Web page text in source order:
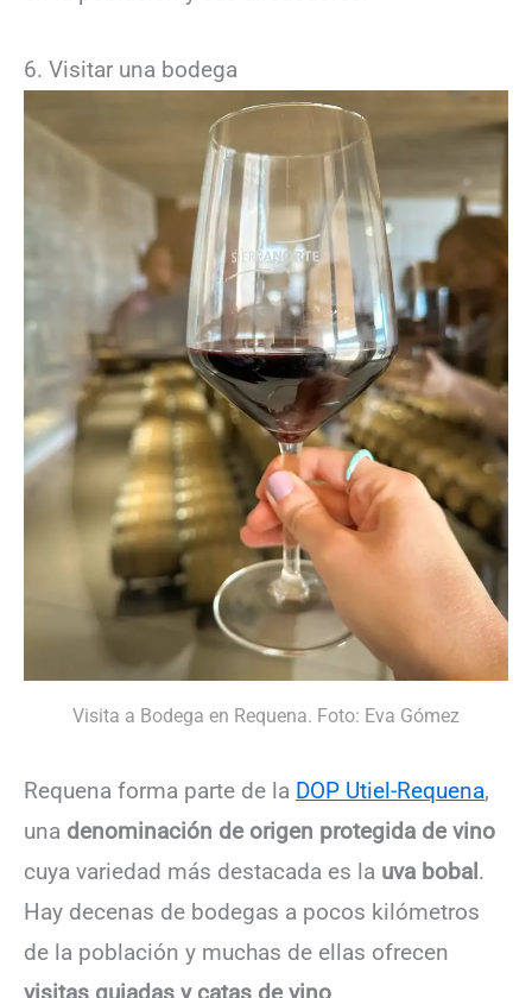
6. Visitar una bodega
Visita a Bodega en Requena. Foto: Eva Gómez
Requena forma parte de la DOP Utiel-Requena,
una denominación de origen protegida de vino
cuya variedad más destacada es la uva bobal.
Hay decenas de bodegas a pocos kilómetros
de la población y muchas de ellas ofrecen
visitas guiadas y catas de vino